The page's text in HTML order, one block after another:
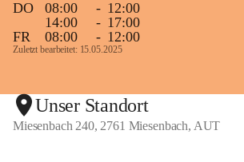
DO
08:00 - 12:00
14:00
- 17:00
FR
08:00 - 12:00
Zuletzt bearbeitet: 15.05.2025
Unser Standort
Miesenbach 240, 2761 Miesenbach, AUT